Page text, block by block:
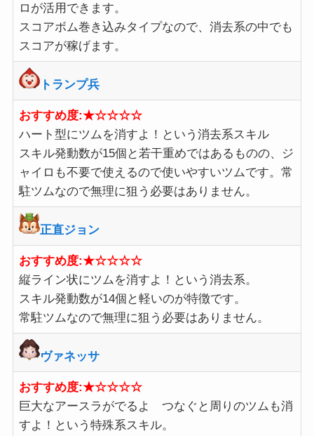
ロが活用できます。
スコアボム巻き込みタイプなので、消去系の中でも
スコアが稼げます。
トランプ兵
おすすめ度:★☆☆☆☆
ハート型にツムを消すよ！という消去系スキル
スキル発動数が15個と若干重めではあるものの、ジ
ャイロも不要で使えるので使いやすいツムです。常
駐ツムなので無理に狙う必要はありません。
正直ジョン
おすすめ度:★☆☆☆☆
縦ライン状にツムを消すよ！という消去系。
スキル発動数が14個と軽いのが特徴です。
常駐ツムなので無理に狙う必要はありません。
ヴァネッサ
おすすめ度:★☆☆☆☆
巨大なアースラがでるよ つなぐと周りのツムも消
すよ！という特殊系スキル。